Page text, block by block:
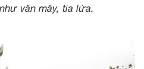
vân mây, tia lửa.